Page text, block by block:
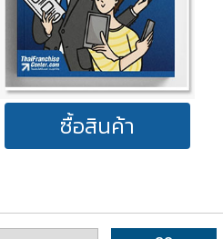
ซื้อสินค้า